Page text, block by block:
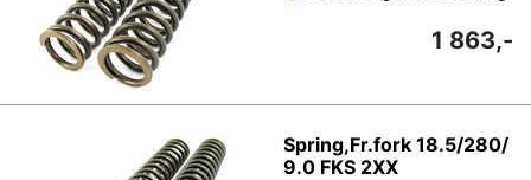
1 863,-
Spring,Fr.fork 18.5/280/
9.0 FKS 2XX